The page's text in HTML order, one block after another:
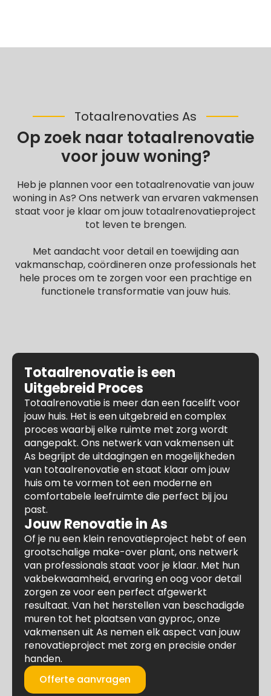
Totaalrenovaties As
Op zoek naar totaalrenovatie
voor jouw woning?
Heb je plannen voor een totaalrenovatie van jouw
woning in As? Ons netwerk van ervaren vakmensen
staat voor je klaar om jouw totaalrenovatieproject
tot leven te brengen.
Met aandacht voor detail en toewijding aan
vakmanschap, coördineren onze professionals het
hele proces om te zorgen voor een prachtige en
functionele transformatie van jouw huis.
Totaalrenovatie is een
Uitgebreid Proces
Totaalrenovatie is meer dan een facelift voor
jouw huis. Het is een uitgebreid en complex
proces waarbij elke ruimte met zorg wordt
aangepakt. Ons netwerk van vakmensen uit
As begrijpt de uitdagingen en mogelijkheden
van totaalrenovatie en staat klaar om jouw
huis om te vormen tot een moderne en
comfortabele leefruimte die perfect bij jou
past.
Jouw Renovatie in As
Of je nu een klein renovatieproject hebt of een
grootschalige make-over plant, ons netwerk
van professionals staat voor je klaar. Met hun
vakbekwaamheid, ervaring en oog voor detail
zorgen ze voor een perfect afgewerkt
resultaat. Van het herstellen van beschadigde
muren tot het plaatsen van gyproc, onze
vakmensen uit As nemen elk aspect van jouw
renovatieproject met zorg en precisie onder
handen.
Offerte aanvragen